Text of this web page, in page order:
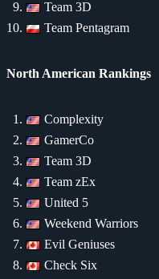
Team 3D
Team Pentagram
North American Rankings
Complexity
GamerCo
Team 3D
Team zEx
United 5
Weekend Warriors
Evil Geniuses
Check Six